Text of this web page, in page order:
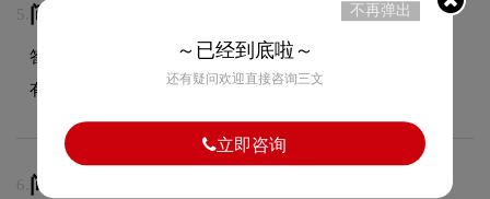
5. 问：LOGO商用版权归属？
答：项目尾款结清后，LOGO设计版权将完整移交给甲方所
有，您可自由用于商业用途，无需额外支付版权费用。
6. 问：湖北文理学院品牌logo有过演变吗？
不再弹出
～已经到底啦～
还有疑问欢迎直接咨询三文
立即咨询